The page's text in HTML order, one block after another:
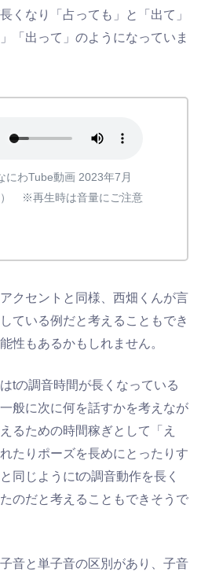
くなり「占っても」と「出て」
「出って」のようになっていま
にわTube動画 2023年7月
） ※再生時は音量にご注意
クセントと同様、西畑くんが言
ている例だと考えることもでき
性もあるかもしれません。
tの調音時間が長くなっている
般に次に何を話すかを考えなが
るための時間稼ぎとして「え
たりポーズを長めにとったりす
同じようにtの調音動作を長く
のだと考えることもできそうで
音と単子音の区別があり、子音